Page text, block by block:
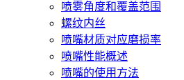
喷雾角度和覆盖范围
螺纹内丝
喷嘴材质对应磨损率
喷嘴性能概述
喷嘴的使用方法